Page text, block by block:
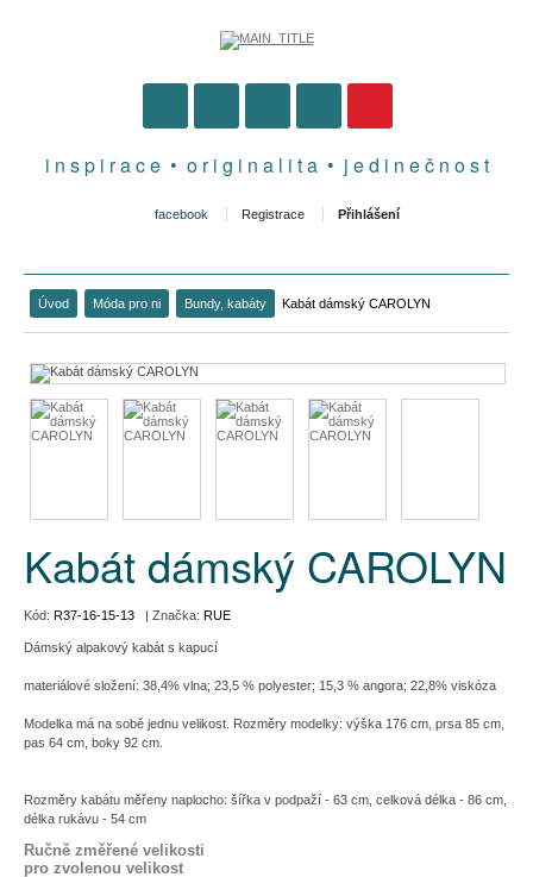
i n s p i r a c e • o r i g i n a l i t a • j e d i n e č n o s t
facebook Registrace Přihlášení
Úvod Móda pro ni Bundy, kabáty Kabát dámský CAROLYN
Kabát dámský CAROLYN
Kód: R37-16-15-13 | Značka: RUE
Dámský alpakový kabát s kapucí
materiálové složení: 38,4% vlna; 23,5 % polyester; 15,3 % angora; 22,8% viskóza
Modelka má na sobě jednu velikost. Rozměry modelky: výška 176 cm, prsa 85 cm,
pas 64 cm, boky 92 cm.
Rozměry kabátu měřeny naplocho: šířka v podpaží - 63 cm, celková délka - 86 cm,
délka rukávu - 54 cm
Ručně změřené velikosti
pro zvolenou velikost